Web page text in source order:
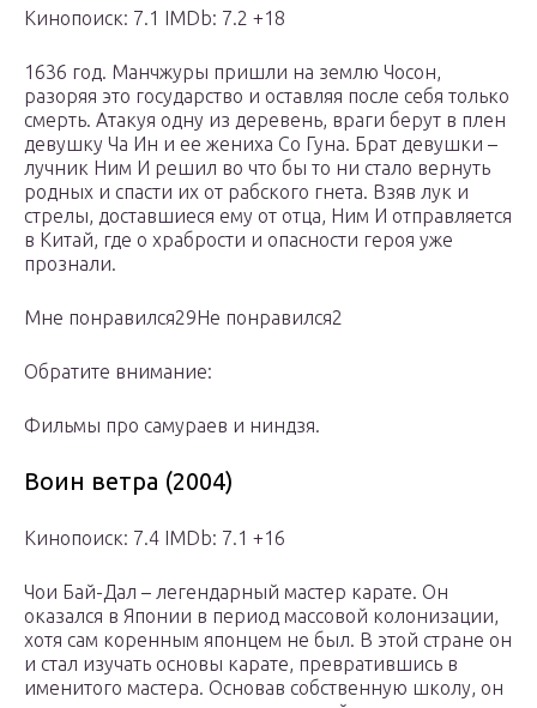
Кинопоиск: 7.1 IMDb: 7.2 +18
1636 год. Манчжуры пришли на землю Чосон,
разоряя это государство и оставляя после себя только
смерть. Атакуя одну из деревень, враги берут в плен
девушку Ча Ин и ее жениха Со Гуна. Брат девушки –
лучник Ним И решил во что бы то ни стало вернуть
родных и спасти их от рабского гнета. Взяв лук и
стрелы, доставшиеся ему от отца, Ним И отправляется
в Китай, где о храбрости и опасности героя уже
прознали.
Мне понравился29Не понравился2
Обратите внимание:
Фильмы про самураев и ниндзя.
Воин ветра (2004)
Кинопоиск: 7.4 IMDb: 7.1 +16
Чои Бай-Дал – легендарный мастер карате. Он
оказался в Японии в период массовой колонизации,
хотя сам коренным японцем не был. В этой стране он
и стал изучать основы карате, превратившись в
именитого мастера. Основав собственную школу, он